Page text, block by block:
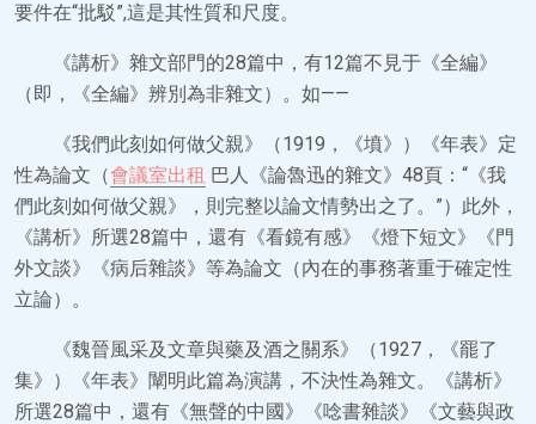
要件在“批駁”,這是其性質和尺度。
《講析》雜文部門的28篇中，有12篇不見于《全編》
（即，《全編》辨別為非雜文）。如——
《我們此刻如何做父親》（1919，《墳》）《年表》定
性為論文（會議室出租 巴人《論魯迅的雜文》48頁：“《我
們此刻如何做父親》，則完整以論文情勢出之了。”）此外，
《講析》所選28篇中，還有《看鏡有感》《燈下短文》《門
外文談》《病后雜談》等為論文（內在的事務著重于確定性
立論）。
《魏晉風采及文章與藥及酒之關系》（1927，《罷了
集》）《年表》闡明此篇為演講，不決性為雜文。《講析》
所選28篇中，還有《無聲的中國》《唸書雜談》《文藝與政